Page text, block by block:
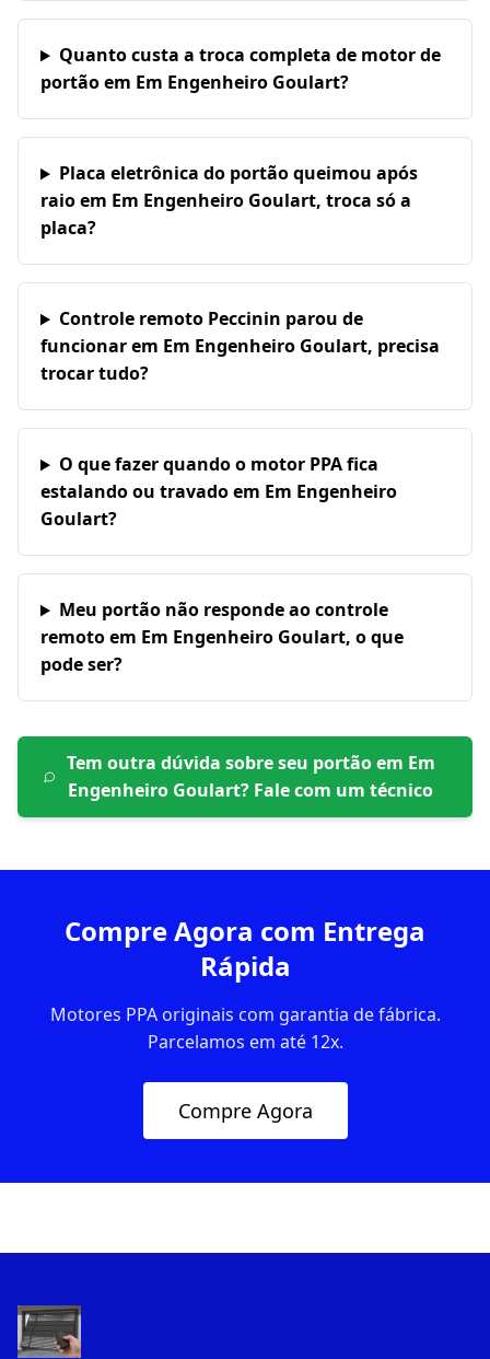
Quanto custa a troca completa de motor de
portão em Em Engenheiro Goulart?
Placa eletrônica do portão queimou após
raio em Em Engenheiro Goulart, troca só a
placa?
Controle remoto Peccinin parou de
funcionar em Em Engenheiro Goulart, precisa
trocar tudo?
O que fazer quando o motor PPA fica
estalando ou travado em Em Engenheiro
Goulart?
Meu portão não responde ao controle
remoto em Em Engenheiro Goulart, o que
pode ser?
Tem outra dúvida sobre seu portão em Em
Engenheiro Goulart? Fale com um técnico
Compre Agora com Entrega
Rápida
Motores PPA originais com garantia de fábrica.
Parcelamos em até 12x.
Compre Agora